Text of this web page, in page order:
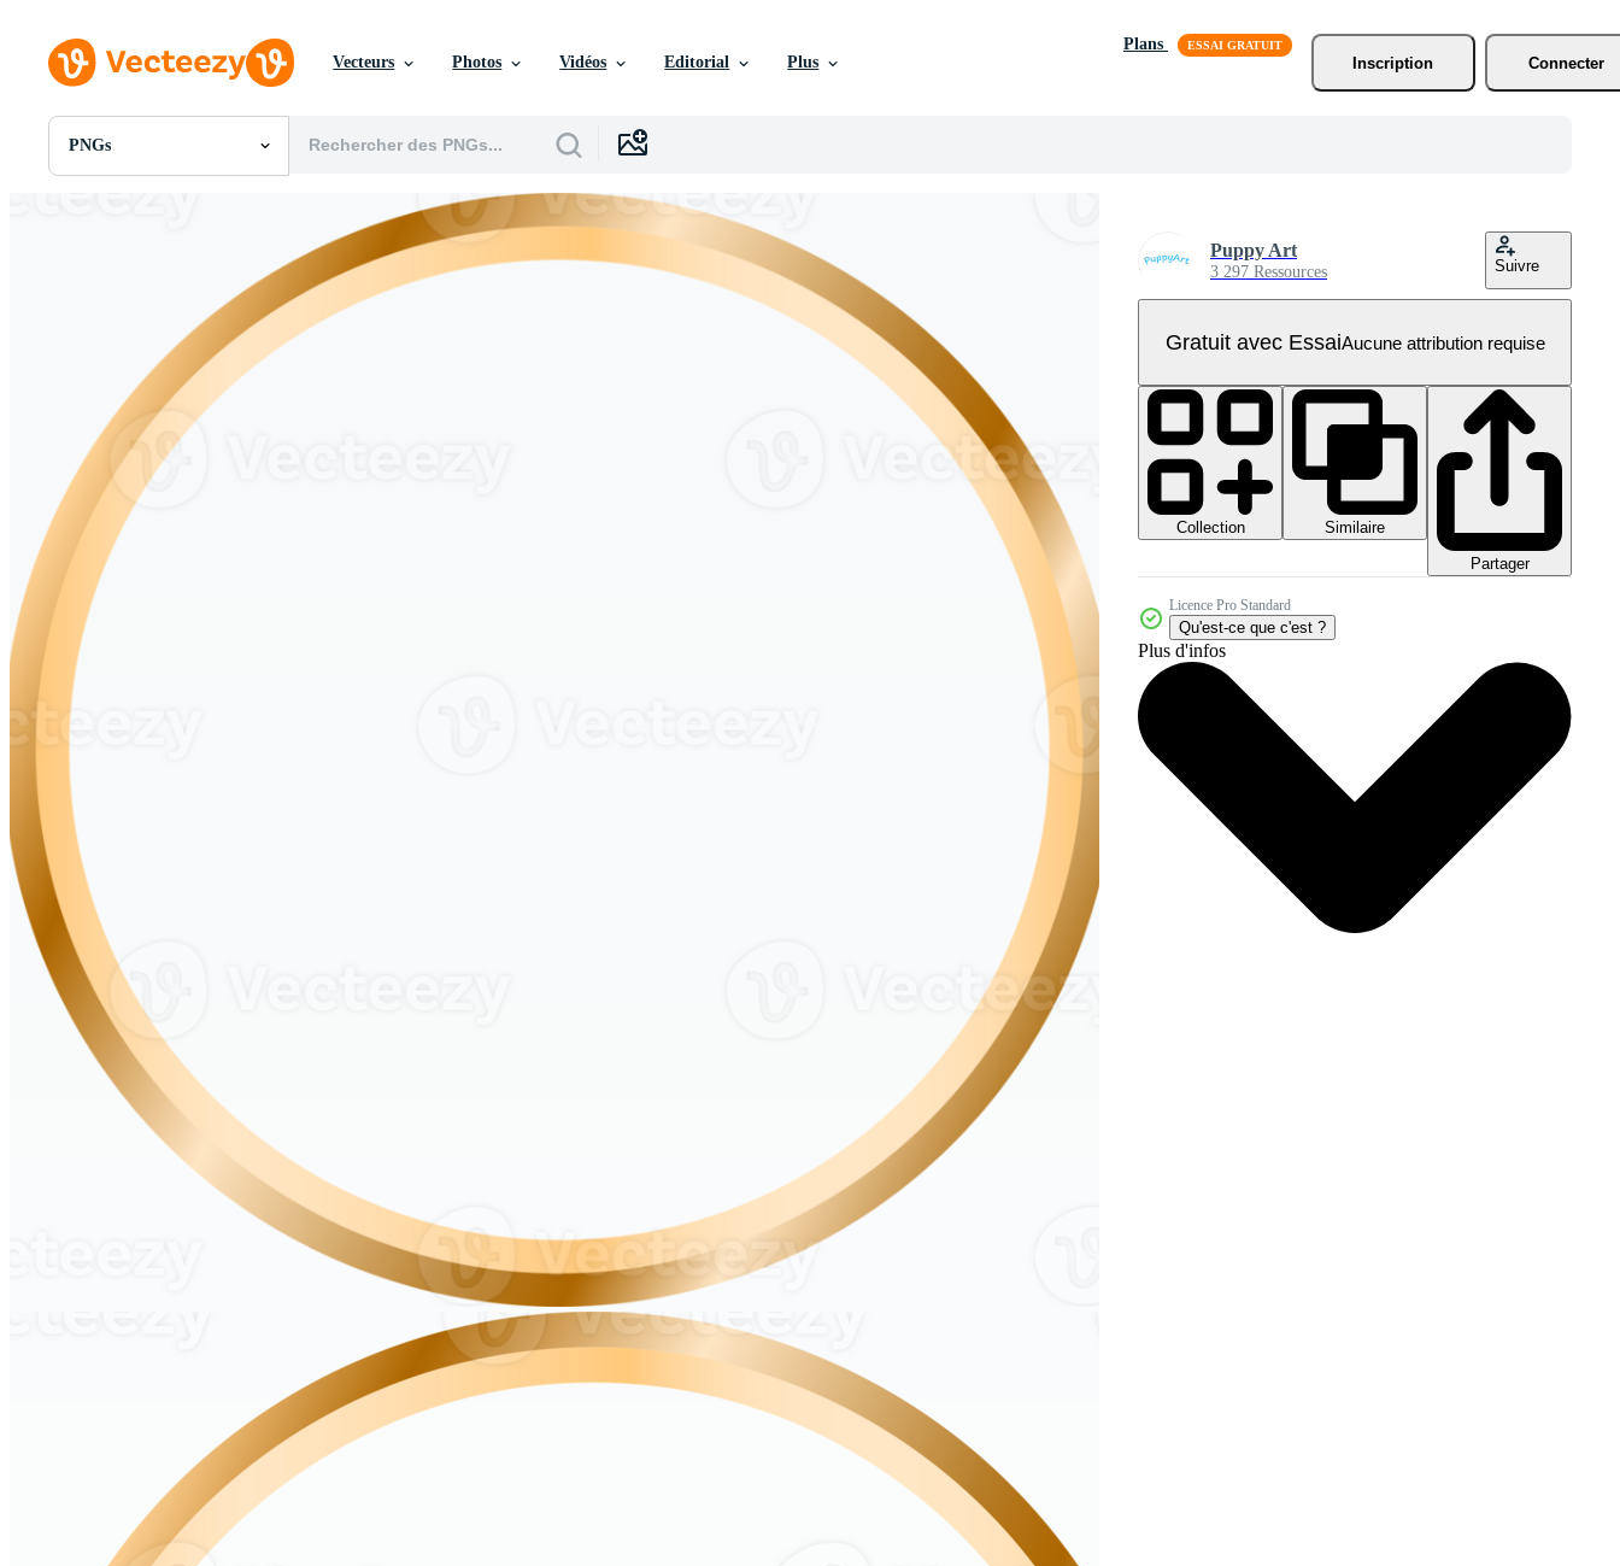
Vecteurs Photos Vidéos Editorial Plus
Plans
Inscription
Connecter
PNGs
Toutes Images
Motion graphics
Images Éditoriales
Événements Éditoriaux
Puppy Art
3 297 Ressources Suivre
Gratuit avec EssaiAucune attribution requise
Collection
Similaire
Partager
Licence Pro Standard
Qu'est-ce que c'est ?
Plus d'infos